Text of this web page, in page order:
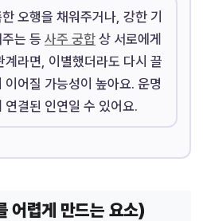
오행을 채워주거나, 강한 기
는 등 사주 궁합 상 서로에게
계라면, 이별했더라도 다시 끌
이어질 가능성이 높아요. 운명
연결된 인연일 수 있어요.
어렵게 만드는 요소)